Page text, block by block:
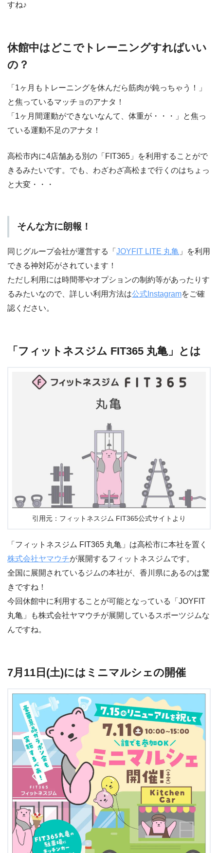
すね♪
休館中はどこでトレーニングすればいい
の？
「1ヶ月もトレーニングを休んだら筋肉が鈍っちゃう！」
と焦っているマッチョのアナタ！
「1ヶ月間運動ができないなんて、体重が・・・」と焦っ
ている運動不足のアナタ！
高松市内に4店舗ある別の「FIT365」を利用することがで
きるみたいです。でも、わざわざ高松まで行くのはちょっ
と大変・・・
そんな方に朗報！
同じグループ会社が運営する「 JOYFIT LITE 丸亀 」を利用
できる神対応がされています！
ただし利用には時間帯やオプションの制約等があったりす
るみたいなので、詳しい利用方法は公式Instagramをご確
認ください。
「フィットネスジム FIT365 丸亀」とは
引用元：フィットネスジム FIT365公式サイトより
「フィットネスジム FIT365 丸亀」は高松市に本社を置く
株式会社ヤマウチが展開するフィットネスジムです。
全国に展開されているジムの本社が、香川県にあるのは驚
きですね！
今回休館中に利用することが可能となっている「JOYFIT
丸亀」も株式会社ヤマウチが展開しているスポーツジムな
んですね。
7月11日(土)にはミニマルシェの開催